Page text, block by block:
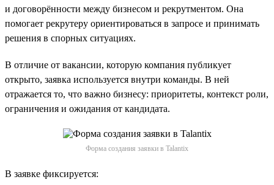
и договорённости между бизнесом и рекрутментом. Она
помогает рекрутеру ориентироваться в запросе и принимать
решения в спорных ситуациях.
В отличие от вакансии, которую компания публикует
открыто, заявка используется внутри команды. В ней
отражается то, что важно бизнесу: приоритеты, контекст роли,
ограничения и ожидания от кандидата.
Форма создания заявки в Talantix
В заявке фиксируется: